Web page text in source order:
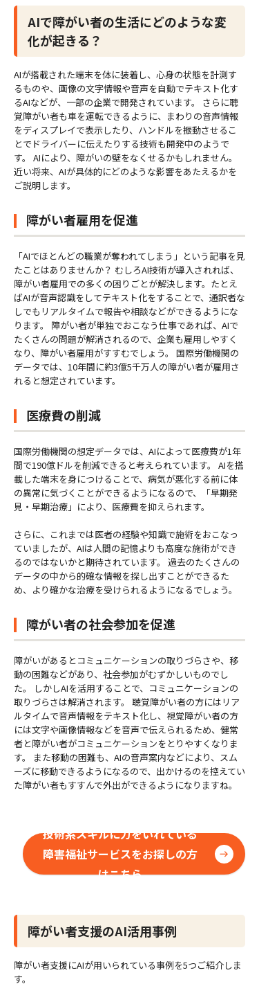
AIで障がい者の生活にどのような変
化が起きる？
AIが搭載された端末を体に装着し、心身の状態を計測す
るものや、画像の文字情報や音声を自動でテキスト化す
るAIなどが、一部の企業で開発されています。 さらに聴
覚障がい者も車を運転できるように、まわりの音声情報
をディスプレイで表示したり、ハンドルを振動させるこ
とでドライバーに伝えたりする技術も開発中のようで
す。 AIにより、障がいの壁をなくせるかもしれません。
近い将来、AIが具体的にどのような影響をあたえるかを
ご説明します。
障がい者雇用を促進
「AIでほとんどの職業が奪われてしまう」という記事を見
たことはありませんか？ むしろAI技術が導入されれば、
障がい者雇用での多くの困りごとが解決します。たとえ
ばAIが音声認識をしてテキスト化をすることで、通訳者な
しでもリアルタイムで報告や相談などができるようにな
ります。 障がい者が単独でおこなう仕事であれば、AIで
たくさんの問題が解消されるので、企業も雇用しやすく
なり、障がい者雇用がすすむでしょう。 国際労働機関の
データでは、10年間に約3億5千万人の障がい者が雇用さ
れると想定されています。
医療費の削減
国際労働機関の想定データでは、AIによって医療費が1年
間で190億ドルを削減できると考えられています。 AIを搭
載した端末を身につけることで、病気が悪化する前に体
の異常に気づくことができるようになるので、「早期発
見・早期治療」により、医療費を抑えられます。
さらに、これまでは医者の経験や知識で施術をおこなっ
ていましたが、AIは人間の記憶よりも高度な施術ができ
るのではないかと期待されています。 過去のたくさんの
データの中から的確な情報を探し出すことができるた
め、より確かな治療を受けられるようになるでしょう。
障がい者の社会参加を促進
障がいがあるとコミュニケーションの取りづらさや、移
動の困難などがあり、社会参加がむずかしいものでし
た。 しかしAIを活用することで、コミュニケーションの
取りづらさは解消されます。 聴覚障がい者の方にはリア
ルタイムで音声情報をテキスト化し、視覚障がい者の方
には文字や画像情報などを音声で伝えられるため、健常
者と障がい者がコミュニケーションをとりやすくなりま
す。 また移動の困難も、AIの音声案内などにより、スム
ーズに移動できるようになるので、出かけるのを控えてい
た障がい者もすすんで外出ができるようになりますね。
技術系スキルに力をいれている
障害福祉サービスをお探しの方
はこちら
障がい者支援のAI活用事例
障がい者支援にAIが用いられている事例を5つご紹介しま
す。